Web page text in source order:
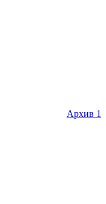
Архив 1